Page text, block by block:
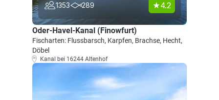
1353 289 4.2
Oder-Havel-Kanal (Finowfurt)
Fischarten: Flussbarsch, Karpfen, Brachse, Hecht,
Döbel
Kanal bei 16244 Altenhof